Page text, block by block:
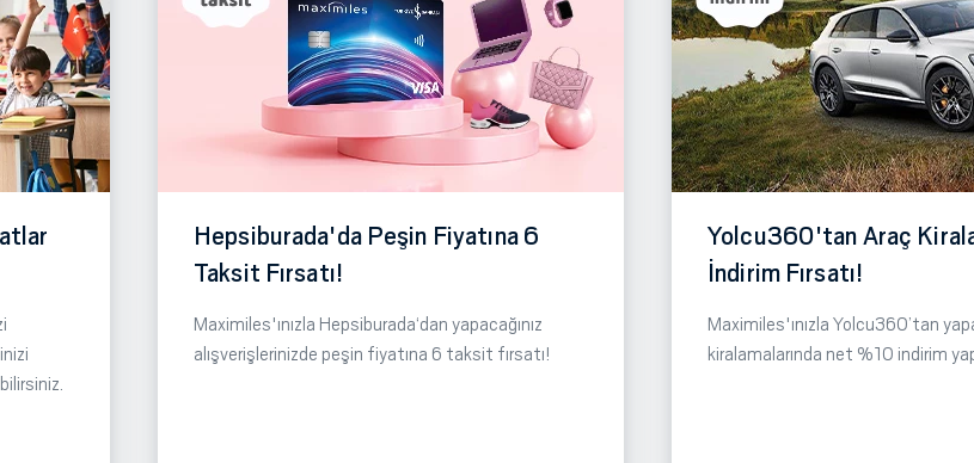
Hepsiburada'da Peşin Fiyatına 6
Taksit Fırsatı!
Maximiles'ınızla Hepsiburada‘dan yapacağınız
alışverişlerinizde peşin fiyatına 6 taksit fırsatı!
Yolcu360'tan Araç
İndirim Fırsatı!
Maximiles'ınızla Yolcu360’tan
kiralamalarında net %10 indirim